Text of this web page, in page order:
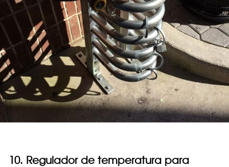
10. Regulador de temperatura para